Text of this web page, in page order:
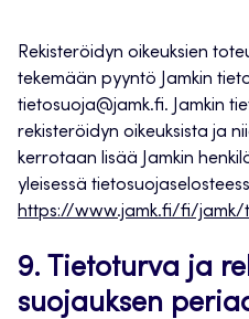
Rekisteröidyn oikeuksien
tekemään pyyntö Jamkin
tietosuoja@jamk.fi. Jamkin
rekisteröidyn oikeuksista ja
kerrotaan lisää Jamkin
yleisessä
https://www.jamk.fi/fi/jamk/
9. Tietoturva ja
suojauksen